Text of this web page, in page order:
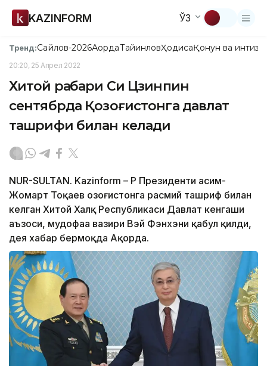
KAZINFORM ЎЗ
Тренд:Сайлов-2026АқордаТайинловҲодисаҚонун ва
20:20, 25 Апрел 2022
Хитой раҳбари Си Цзинпин
сентябрда Қозоғистонга давлат
ташрифи билан келади
NUR-SULTAN. Kazinform – ҚР Президенти Қасим-
Жомарт Тоқаев Қозоғистонга расмий ташриф билан
келган Хитой Халқ Республикаси Давлат кенгаши
аъзоси, мудофаа вазири Вэй Фэнхэни қабул қилди,
дея хабар бермоқда Ақорда.